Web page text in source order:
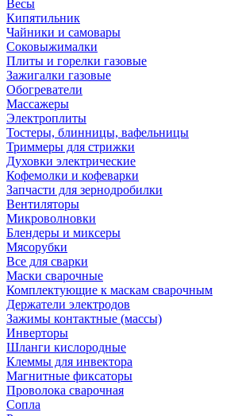
Весы
Кипятильник
Чайники и самовары
Соковыжималки
Плиты и горелки газовые
Зажигалки газовые
Обогреватели
Массажеры
Электроплиты
Тостеры, блинницы, вафельницы
Триммеры для стрижки
Духовки электрические
Кофемолки и кофеварки
Запчасти для зернодробилки
Вентиляторы
Микроволновки
Блендеры и миксеры
Мясорубки
Все для сварки
Маски сварочные
Комплектующие к маскам сварочным
Держатели электродов
Зажимы контактные (массы)
Инверторы
Шланги кислородные
Клеммы для инвектора
Магнитные фиксаторы
Проволока сварочная
Сопла